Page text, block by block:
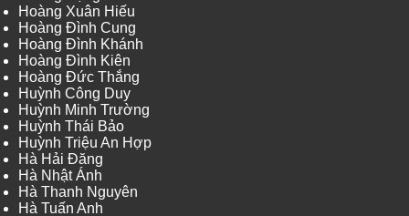
Hoàng Xuân Hiếu
Hoàng Đình Cung
Hoàng Đình Khánh
Hoàng Đình Kiên
Hoàng Đức Thắng
Huỳnh Công Duy
Huỳnh Minh Trường
Huỳnh Thái Bảo
Huỳnh Triệu An Hợp
Hà Hải Đăng
Hà Nhật Ánh
Hà Thanh Nguyên
Hà Tuấn Anh